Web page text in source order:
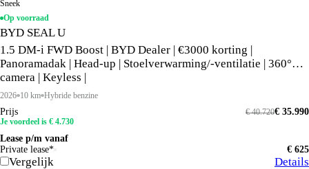
Sneek
Op voorraad
BYD SEAL U
1.5 DM-i FWD Boost | BYD Dealer | €3000 korting |
Panoramadak | Head-up | Stoelverwarming/-ventilatie | 360°
camera | Keyless |
2026 10 km Hybride benzine
Prijs € 35.990
€ 40.720
Je voordeel is € 4.730
Lease p/m vanaf
Private lease*
€ 625
Vergelijk Details